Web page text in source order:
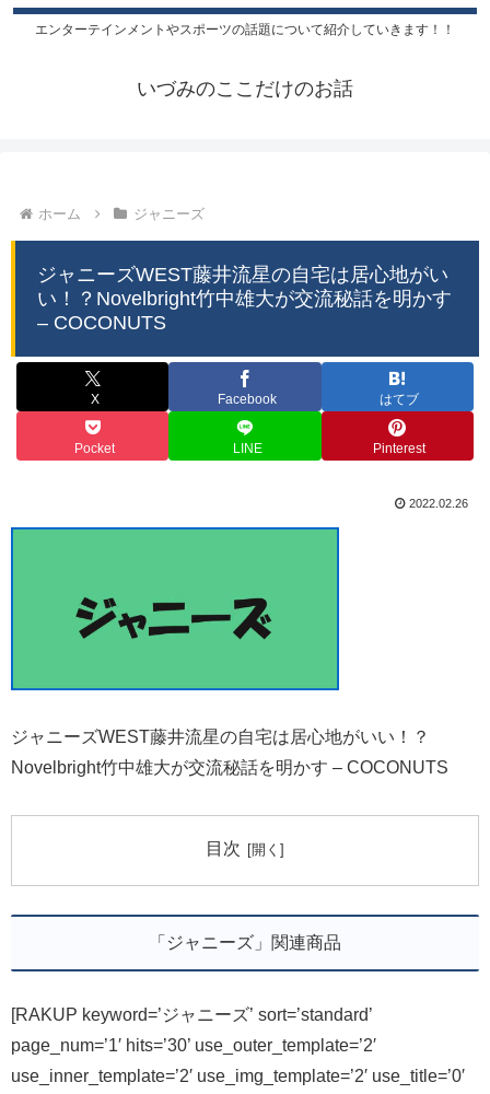
エンターテインメントやスポーツの話題について紹介していきます！！
いづみのここだけのお話
ホーム ジャニーズ
ジャニーズWEST藤井流星の自宅は居心地がい
い！？Novelbright竹中雄大が交流秘話を明かす
– COCONUTS
X Facebook はてブ
Pocket LINE Pinterest
2022.02.26
ジャニーズWEST藤井流星の自宅は居心地がいい！？
Novelbright竹中雄大が交流秘話を明かす – COCONUTS
目次
「ジャニーズ」関連商品
[RAKUP keyword=’ジャニーズ’ sort=’standard’
page_num=’1′ hits=’30’ use_outer_template=’2′
use_inner_template=’2′ use_img_template=’2′ use_title=’0′